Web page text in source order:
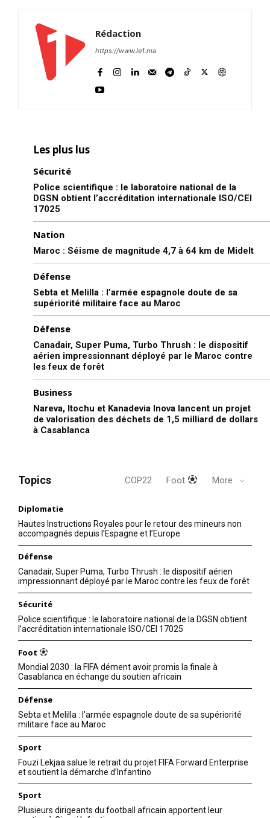
Rédaction
https://www.le1.ma
Les plus lus
Sécurité
Police scientifique : le laboratoire national de la
DGSN obtient l’accréditation internationale ISO/CEI
17025
Nation
Maroc : Séisme de magnitude 4,7 à 64 km de Midelt
Défense
Sebta et Melilla : l’armée espagnole doute de sa
supériorité militaire face au Maroc
Défense
Canadair, Super Puma, Turbo Thrush : le dispositif
aérien impressionnant déployé par le Maroc contre
les feux de forêt
Business
Nareva, Itochu et Kanadevia Inova lancent un projet
de valorisation des déchets de 1,5 milliard de dollars
à Casablanca
Topics COP22 Foot More
Diplomatie
Hautes Instructions Royales pour le retour des mineurs non
accompagnés depuis l’Espagne et l’Europe
Défense
Canadair, Super Puma, Turbo Thrush : le dispositif aérien
impressionnant déployé par le Maroc contre les feux de forêt
Sécurité
Police scientifique : le laboratoire national de la DGSN obtient
l’accréditation internationale ISO/CEI 17025
Foot
Mondial 2030 : la FIFA dément avoir promis la finale à
Casablanca en échange du soutien africain
Défense
Sebta et Melilla : l’armée espagnole doute de sa supériorité
militaire face au Maroc
Sport
Fouzi Lekjaa salue le retrait du projet FIFA Forward Enterprise
et soutient la démarche d’Infantino
Sport
Plusieurs dirigeants du football africain apportent leur